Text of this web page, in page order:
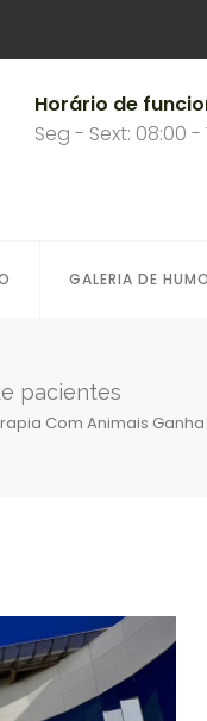
Horário de
Seg - Sext: 08:00 -
GALERIA DE
pacientes
Com Animais